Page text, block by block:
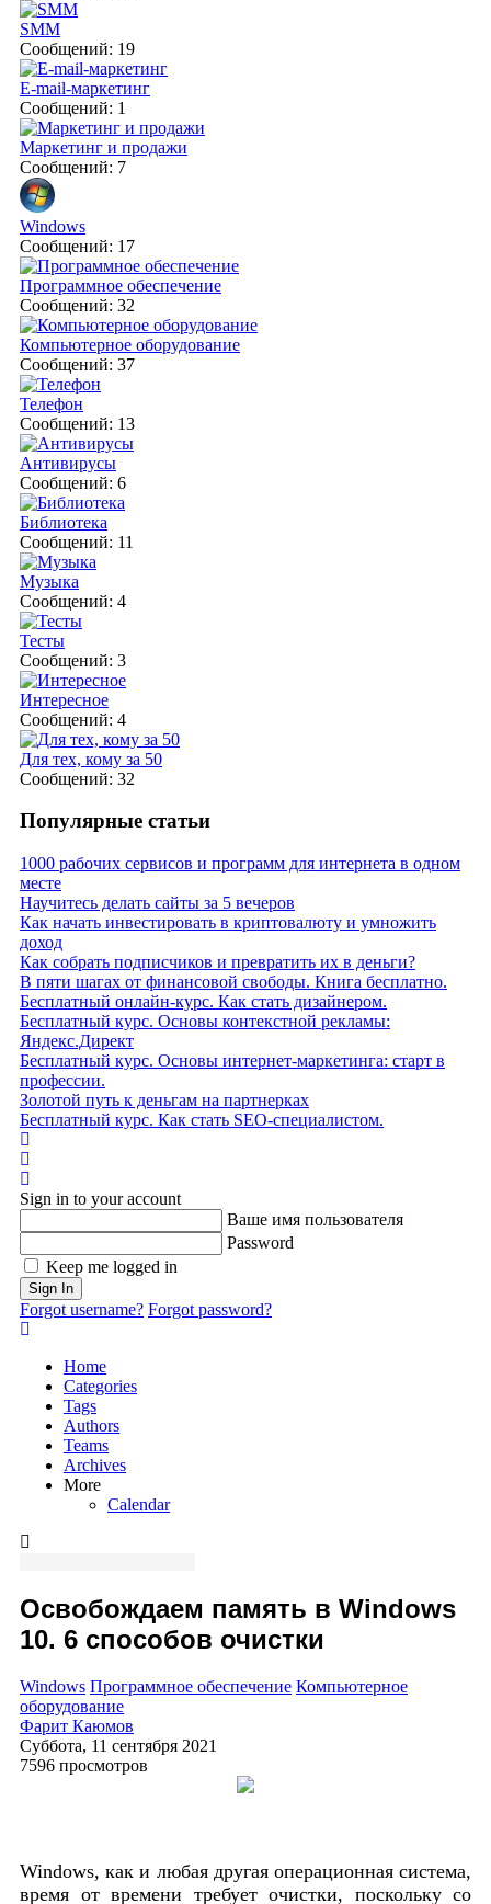
SMM
Сообщений: 19
E-mail-маркетинг
Сообщений: 1
Маркетинг и продажи
Сообщений: 7
Windows
Сообщений: 17
Программное обеспечение
Сообщений: 32
Компьютерное оборудование
Сообщений: 37
Телефон
Сообщений: 13
Антивирусы
Сообщений: 6
Библиотека
Сообщений: 11
Музыка
Сообщений: 4
Тесты
Сообщений: 3
Интересное
Сообщений: 4
Для тех, кому за 50
Сообщений: 32
Популярные статьи
1000 рабочих сервисов и программ для интернета в одном
месте
Научитесь делать сайты за 5 вечеров
Как начать инвестировать в криптовалюту и умножить
доход
Как собрать подписчиков и превратить их в деньги?
В пяти шагах от финансовой свободы. Книга бесплатно.
Бесплатный онлайн-курс. Как стать дизайнером.
Бесплатный курс. Основы контекстной рекламы:
Яндекс.Директ
Бесплатный курс. Основы интернет-маркетинга: старт в
профессии.
Золотой путь к деньгам на партнерках
Бесплатный курс. Как стать SEO‑специалистом.
Sign in to your account
Ваше имя пользователя
Password
Keep me logged in
Sign In
Forgot username? Forgot password?
Home
Categories
Tags
Authors
Teams
Archives
More
Calendar
Освобождаем память в Windows
10. 6 способов очистки
Windows Программное обеспечение Компьютерное
оборудование
Фарит Каюмов
Суббота, 11 сентября 2021
7596 просмотров
Windows, как и любая другая операционная система,
время от времени требует очистки, поскольку со